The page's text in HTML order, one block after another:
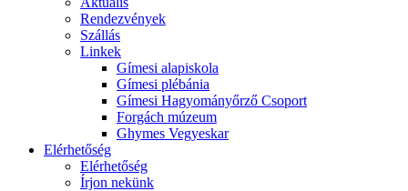
Rendezvények
Szállás
Linkek
Gímesi alapiskola
Gímesi plébánia
Gímesi Hagyományőrző Csoport
Forgách múzeum
Ghymes Vegyeskar
Elérhetőség
Elérhetőség
Írjon nekünk